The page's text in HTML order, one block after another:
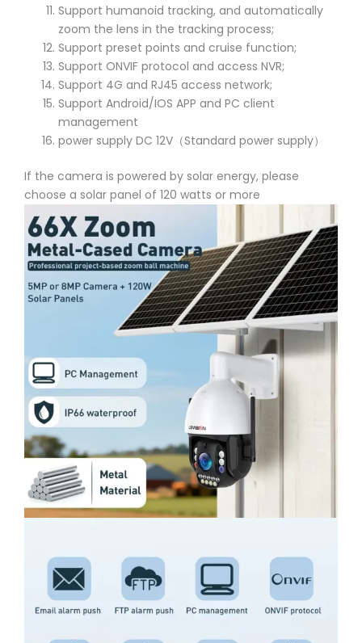
Support humanoid tracking, and automatically
zoom the lens in the tracking process;
Support preset points and cruise function;
Support ONVIF protocol and access NVR;
Support 4G and RJ45 access network;
Support Android/IOS APP and PC client
management
power supply DC 12V（Standard power supply）
If the camera is powered by solar energy, please
choose a solar panel of 120 watts or more